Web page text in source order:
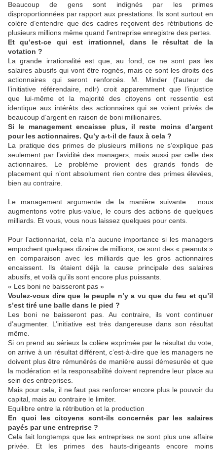
Beaucoup de gens sont indignés par les primes
disproportionnées par rapport aux prestations. Ils sont surtout en
colère d’entendre que des cadres reçoivent des rétributions de
plusieurs millions même quand l’entreprise enregistre des pertes.
Et qu’est-ce qui est irrationnel, dans le résultat de la
votation ?
La grande irrationalité est que, au fond, ce ne sont pas les
salaires abusifs qui vont être rognés, mais ce sont les droits des
actionnaires qui seront renforcés. M. Minder (l’auteur de
l’initiative référendaire, ndlr) croit apparemment que l’injustice
que lui-même et la majorité des citoyens ont ressentie est
identique aux intérêts des actionnaires qui se voient privés de
beaucoup d’argent en raison de boni millionaires.
Si le management encaisse plus, il reste moins d’argent
pour les actionnaires. Qu’y a-t-il de faux à cela ?
La pratique des primes de plusieurs millions ne s’explique pas
seulement par l’avidité des managers, mais aussi par celle des
actionnaires. Le problème provient des grands fonds de
placement qui n’ont absolument rien contre des primes élevées,
bien au contraire.
Le management argumente de la manière suivante : nous
augmentons votre plus-value, le cours des actions de quelques
milliards. Et vous, vous nous laissez quelques pour cents.
Pour l’actionnariat, cela n’a aucune importance si les managers
empochent quelques dizaine de millions, ce sont des « peanuts »
en comparaison avec les milliards que les gros actionnaires
encaissent. Ils étaient déjà la cause principale des salaires
abusifs, et voilà qu’ils sont encore plus puissants.
« Les boni ne baisseront pas »
Voulez-vous dire que le peuple n’y a vu que du feu et qu’il
s’est tiré une balle dans le pied ?
Les boni ne baisseront pas. Au contraire, ils vont continuer
d’augmenter. L’initiative est très dangereuse dans son résultat
même.
Si on prend au sérieux la colère exprimée par le résultat du vote,
on arrive à un résultat différent, c’est-à-dire que les managers ne
doivent plus être rémunérés de manière aussi démesurée et que
la modération et la responsabilité doivent reprendre leur place au
sein des entreprises.
Mais pour cela, il ne faut pas renforcer encore plus le pouvoir du
capital, mais au contraire le limiter.
Equilibre entre la rétribution et la production
En quoi les citoyens sont-ils concernés par les salaires
payés par une entreprise ?
Cela fait longtemps que les entreprises ne sont plus une affaire
privée. Et les primes des hauts-dirigeants encore moins